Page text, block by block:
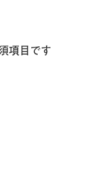
項目です